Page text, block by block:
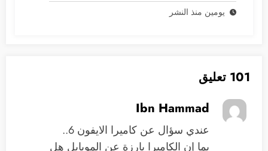
يومين منذ النشر
101 تعليق
Ibn Hammad
عندي سؤال عن كاميرا الايفون 6..
بما إن الكاميرا بارزة عن الموبايل هل